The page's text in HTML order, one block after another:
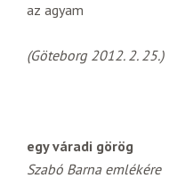
az agyam
(Göteborg 2012. 2. 25.)
egy váradi görög
Szabó Barna emlékére